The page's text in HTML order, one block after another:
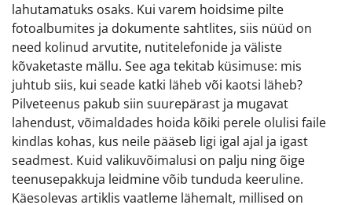
lahutamatuks osaks. Kui varem hoidsime pilte
fotoalbumites ja dokumente sahtlites, siis nüüd on
need kolinud arvutite, nutitelefonide ja väliste
kõvaketaste mällu. See aga tekitab küsimuse: mis
juhtub siis, kui seade katki läheb või kaotsi läheb?
Pilveteenus pakub siin suurepärast ja mugavat
lahendust, võimaldades hoida kõiki perele olulisi faile
kindlas kohas, kus neile pääseb ligi igal ajal ja igast
seadmest. Kuid valikuvõimalusi on palju ning õige
teenusepakkuja leidmine võib tunduda keeruline.
Käesolevas artiklis vaatleme lähemalt, millised on